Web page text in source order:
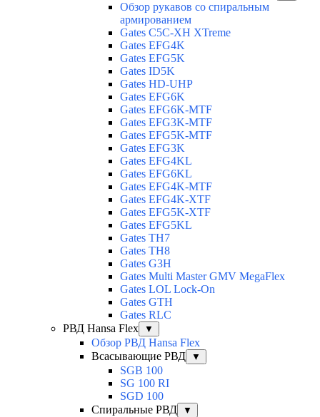
Обзор рукавов со спиральным
армированием
Gates C5C-XH XTreme
Gates EFG4K
Gates EFG5K
Gates ID5K
Gates HD-UHP
Gates EFG6K
Gates EFG6K-MTF
Gates EFG3K-MTF
Gates EFG5K-MTF
Gates EFG3K
Gates EFG4KL
Gates EFG6KL
Gates EFG4K-MTF
Gates EFG4K-XTF
Gates EFG5K-XTF
Gates EFG5KL
Gates TH7
Gates TH8
Gates G3H
Gates Multi Master GMV MegaFlex
Gates LOL Lock-On
Gates GTH
Gates RLC
РВД Hansa Flex
▼
Обзор РВД Hansa Flex
Всасывающие РВД
▼
SGB 100
SG 100 RI
SGD 100
Спиральные РВД
▼